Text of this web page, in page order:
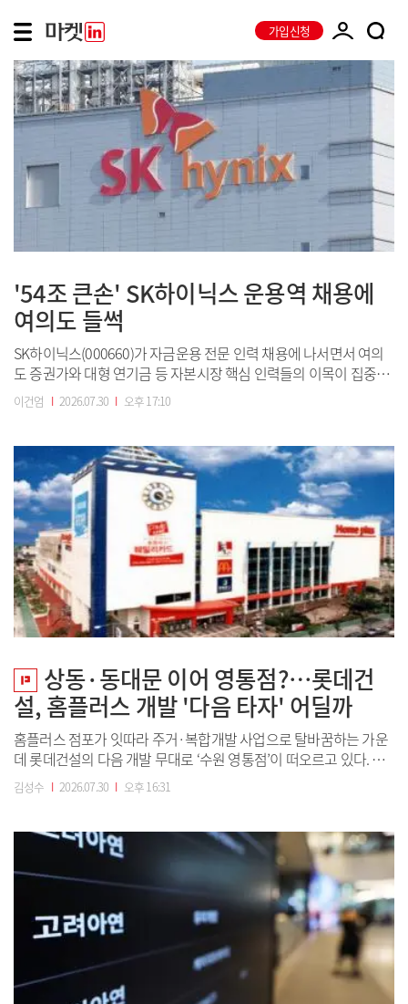
가입신청
'54조 큰손' SK하이닉스 운용역 채용에
여의도 들썩
SK하이닉스(000660)가 자금운용 전문 인력 채용에 나서면서 여의
도 증권가와 대형 연기금 등 자본시장 핵심 인력들의 이목이 집중되
고 있다. 54조원에 달하는 막대한 현금을 바탕으로 SK하이닉스가 자
본시장의 주요 수급 주체로 떠오르며 금융권을 벗어나 대기업의 자
시 SK하이닉스 본사 전경.(사...
이건엄 I 2026.07.30 I 오후 17:10
상동·동대문 이어 영통점?…롯데건
설, 홈플러스 개발 '다음 타자' 어딜까
홈플러스 점포가 잇따라 주거·복합개발 사업으로 탈바꿈하는 가운
데 롯데건설의 다음 개발 무대로 ‘수원 영통점’이 떠오르고 있다. 홈
플러스 부천 상동점과 서울 동대문점 개발이 속도를 내면서 아직 사
업이 본격화되지 않은 수원 영통점이 후속 프로젝트의 유력 후보로
아니라 대규모 복합개발이 가능한 우...
김성수 I 2026.07.30 I 오후 16:31